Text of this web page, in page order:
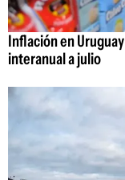
Inflación en
interanual a julio